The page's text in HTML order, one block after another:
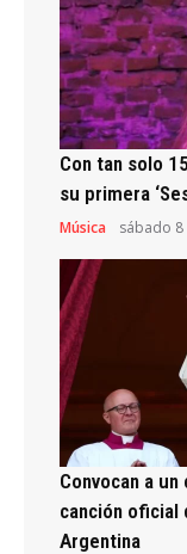
Con tan solo
su primera
Música sábado
Convocan a
canción oficial
Argentina